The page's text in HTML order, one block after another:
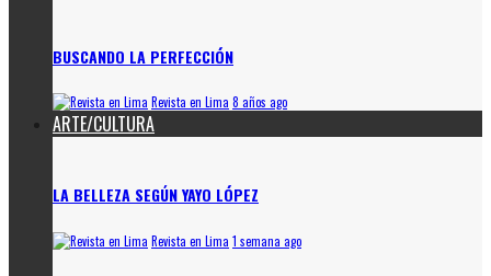
BUSCANDO LA PERFECCIÓN
Revista en Lima 8 años ago
ARTE/CULTURA
LA BELLEZA SEGÚN YAYO LÓPEZ
Revista en Lima 1 semana ago